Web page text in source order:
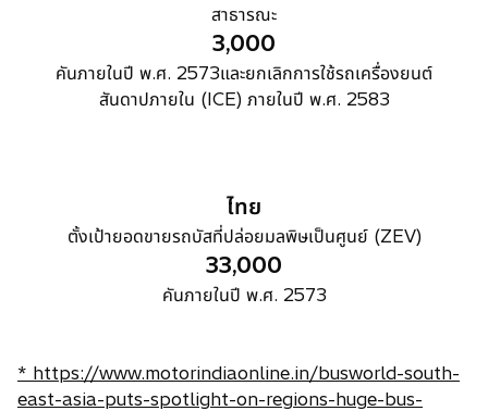
สาธารณะ
3,000
คันภายในปี พ.ศ. 2573และยกเลิกการใช้รถเครื่องยนต์
สันดาปภายใน (ICE) ภายในปี พ.ศ. 2583
ไทย
ตั้งเป้ายอดขายรถบัสที่ปล่อยมลพิษเป็นศูนย์ (ZEV)
33,000
คันภายในปี พ.ศ. 2573
* https://www.motorindiaonline.in/busworld-south-
east-asia-puts-spotlight-on-regions-huge-bus-